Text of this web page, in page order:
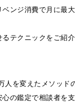
ンジ消費で月に最
テクニックをご紹介
人を変えたメソッド
の鑑定で相談者を